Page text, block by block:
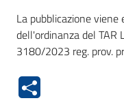
La pubblicazione
dell'ordinanza del TAR
3180/2023 reg. prov.